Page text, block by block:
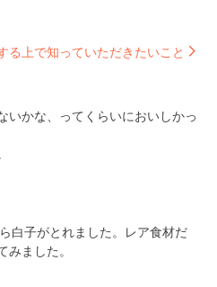
る上で知っていただきたいこと
いかな、ってくらいにおいしかっ
白子がとれました。レア食材だ
みました。